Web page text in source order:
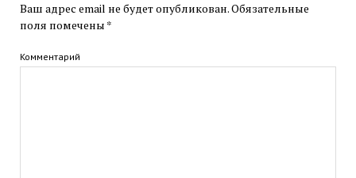
Ваш адрес email не будет опубликован.Обязательные
поля помечены *
Комментарий